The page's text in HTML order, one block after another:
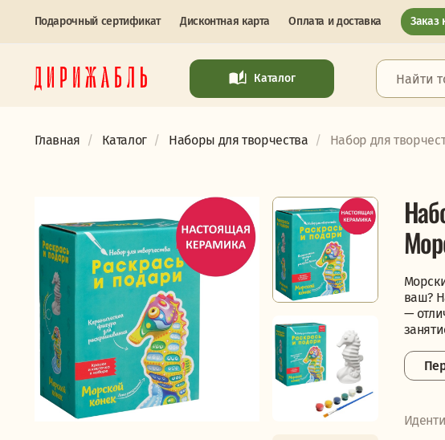
Подарочный сертификат Дисконтная карта Оплата и доставка Заказ
Каталог
Главная Каталог Наборы для творчества Набор для
ваш?
—